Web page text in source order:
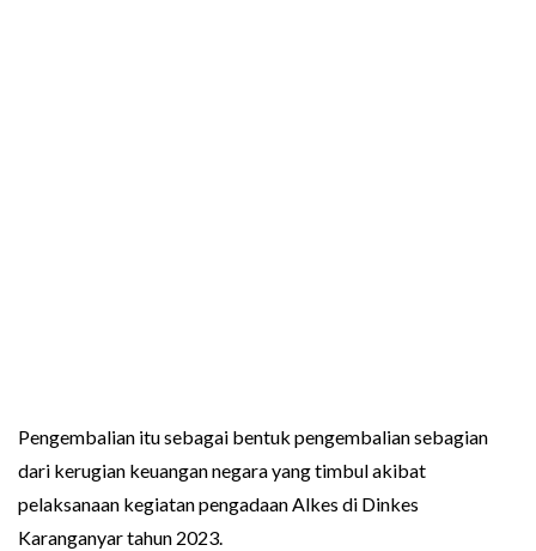
Pengembalian itu sebagai bentuk pengembalian sebagian
dari kerugian keuangan negara yang timbul akibat
pelaksanaan kegiatan pengadaan Alkes di Dinkes
Karanganyar tahun 2023.